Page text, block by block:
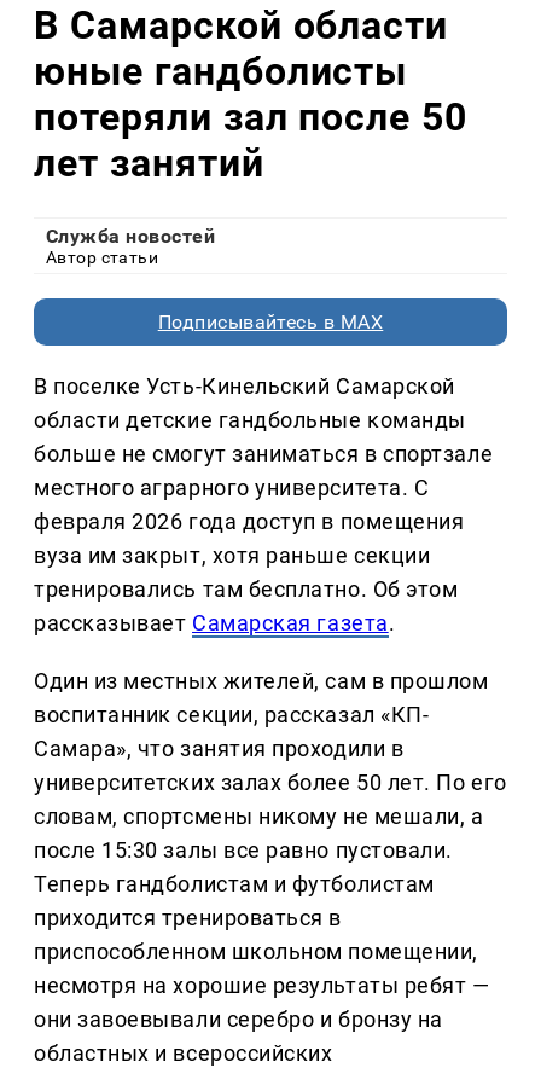
В Самарской области
юные гандболисты
потеряли зал после 50
лет занятий
Служба новостей
Автор статьи
Подписывайтесь в MAX
В поселке Усть-Кинельский Самарской
области детские гандбольные команды
больше не смогут заниматься в спортзале
местного аграрного университета. С
февраля 2026 года доступ в помещения
вуза им закрыт, хотя раньше секции
тренировались там бесплатно. Об этом
рассказывает Самарская газета.
Один из местных жителей, сам в прошлом
воспитанник секции, рассказал «КП-
Самара», что занятия проходили в
университетских залах более 50 лет. По его
словам, спортсмены никому не мешали, а
после 15:30 залы все равно пустовали.
Теперь гандболистам и футболистам
приходится тренироваться в
приспособленном школьном помещении,
несмотря на хорошие результаты ребят —
они завоевывали серебро и бронзу на
областных и всероссийских